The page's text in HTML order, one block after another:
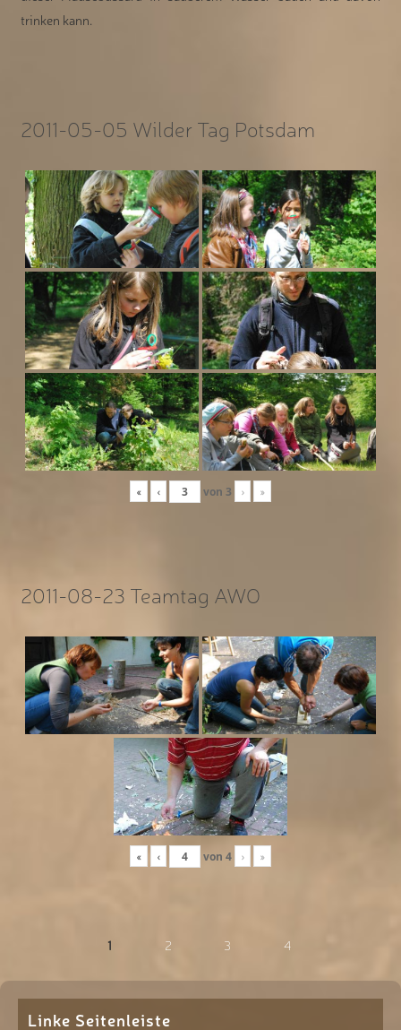
trinken kann.
2011-05-05 Wilder Tag Potsdam
« ‹ von 3 › »
2011-08-23 Teamtag AWO
« ‹ von 4 › »
1 2 3 4
Linke Seitenleiste